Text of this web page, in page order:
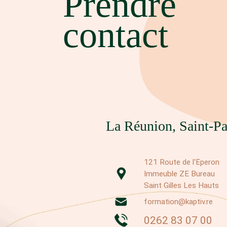
contact
La Réunion, Saint-
121 Route de l'Eperon
Immeuble ZE Bureau
Saint Gilles Les Hauts
formation@kaptiv.re
0262 83 07 00